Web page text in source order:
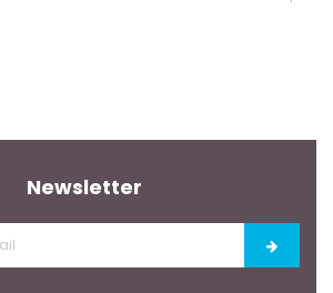
Newsletter